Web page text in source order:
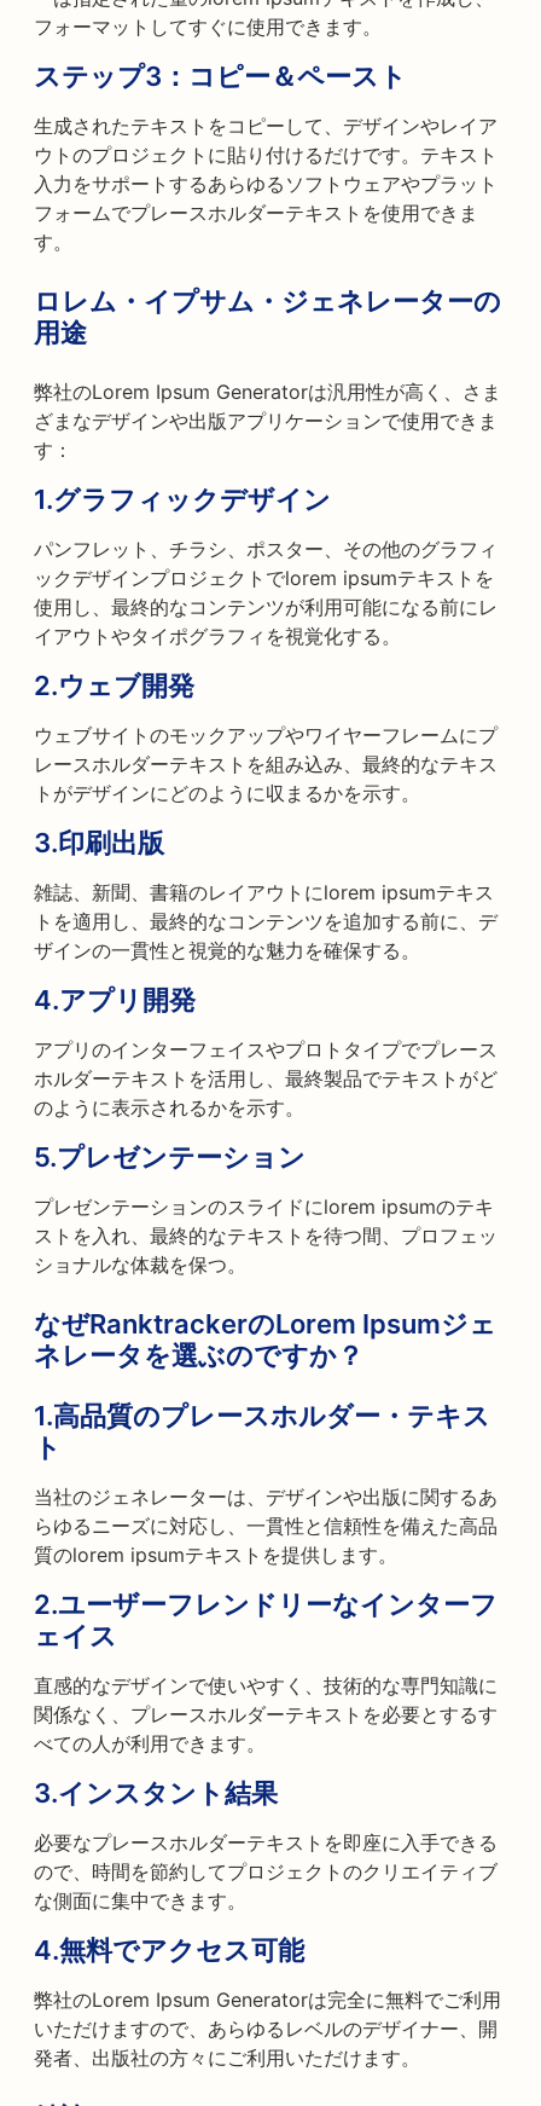
フォーマットしてすぐに使用できます。
ステップ3：コピー＆ペースト
生成されたテキストをコピーして、デザインやレイア
ウトのプロジェクトに貼り付けるだけです。テキスト
入力をサポートするあらゆるソフトウェアやプラット
フォームでプレースホルダーテキストを使用できま
す。
ロレム・イプサム・ジェネレーターの
用途
弊社のLorem Ipsum Generatorは汎用性が高く、さま
ざまなデザインや出版アプリケーションで使用できま
す：
1.グラフィックデザイン
パンフレット、チラシ、ポスター、その他のグラフィ
ックデザインプロジェクトでlorem ipsumテキストを
使用し、最終的なコンテンツが利用可能になる前にレ
イアウトやタイポグラフィを視覚化する。
2.ウェブ開発
ウェブサイトのモックアップやワイヤーフレームにプ
レースホルダーテキストを組み込み、最終的なテキス
トがデザインにどのように収まるかを示す。
3.印刷出版
雑誌、新聞、書籍のレイアウトにlorem ipsumテキス
トを適用し、最終的なコンテンツを追加する前に、デ
ザインの一貫性と視覚的な魅力を確保する。
4.アプリ開発
アプリのインターフェイスやプロトタイプでプレース
ホルダーテキストを活用し、最終製品でテキストがど
のように表示されるかを示す。
5.プレゼンテーション
プレゼンテーションのスライドにlorem ipsumのテキ
ストを入れ、最終的なテキストを待つ間、プロフェッ
ショナルな体裁を保つ。
なぜRanktrackerのLorem Ipsumジェ
ネレータを選ぶのですか？
1.高品質のプレースホルダー・テキス
ト
当社のジェネレーターは、デザインや出版に関するあ
らゆるニーズに対応し、一貫性と信頼性を備えた高品
質のlorem ipsumテキストを提供します。
2.ユーザーフレンドリーなインターフ
ェイス
直感的なデザインで使いやすく、技術的な専門知識に
関係なく、プレースホルダーテキストを必要とするす
べての人が利用できます。
3.インスタント結果
必要なプレースホルダーテキストを即座に入手できる
ので、時間を節約してプロジェクトのクリエイティブ
な側面に集中できます。
4.無料でアクセス可能
弊社のLorem Ipsum Generatorは完全に無料でご利用
いただけますので、あらゆるレベルのデザイナー、開
発者、出版社の方々にご利用いただけます。